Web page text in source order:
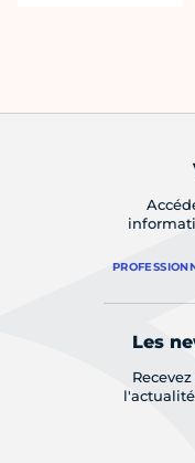
Les